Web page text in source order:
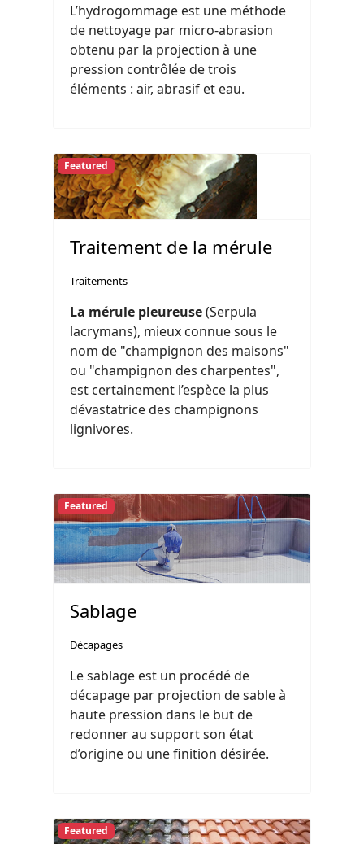
L’hydrogommage est une méthode
de nettoyage par micro-abrasion
obtenu par la projection à une
pression contrôlée de trois
éléments : air, abrasif et eau.
Featured
Traitement de la mérule
Traitements
La mérule pleureuse(Serpula
lacrymans), mieux connue sous le
nom de "champignon des maisons"
ou "champignon des charpentes",
est certainement l’espèce la plus
dévastatrice des champignons
lignivores.
Featured
Sablage
Décapages
Le sablage est un procédé de
décapage par projection de sable à
haute pression dans le but de
redonner au support son état
d’origine ou une finition désirée.
Featured